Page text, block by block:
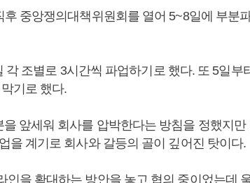
후 중앙쟁의대책위원회를 열어 5~8일에 부분
각 조별로 3시간씩 파업하기로 했다. 또 5일부
기로 했다.
앞세워 회사를 압박한다는 방침을 정했지만
을 계기로 회사와 갈등의 골이 깊어진 탓이다.
인을 확대하는 방안을 놓고 협의 중이었는데